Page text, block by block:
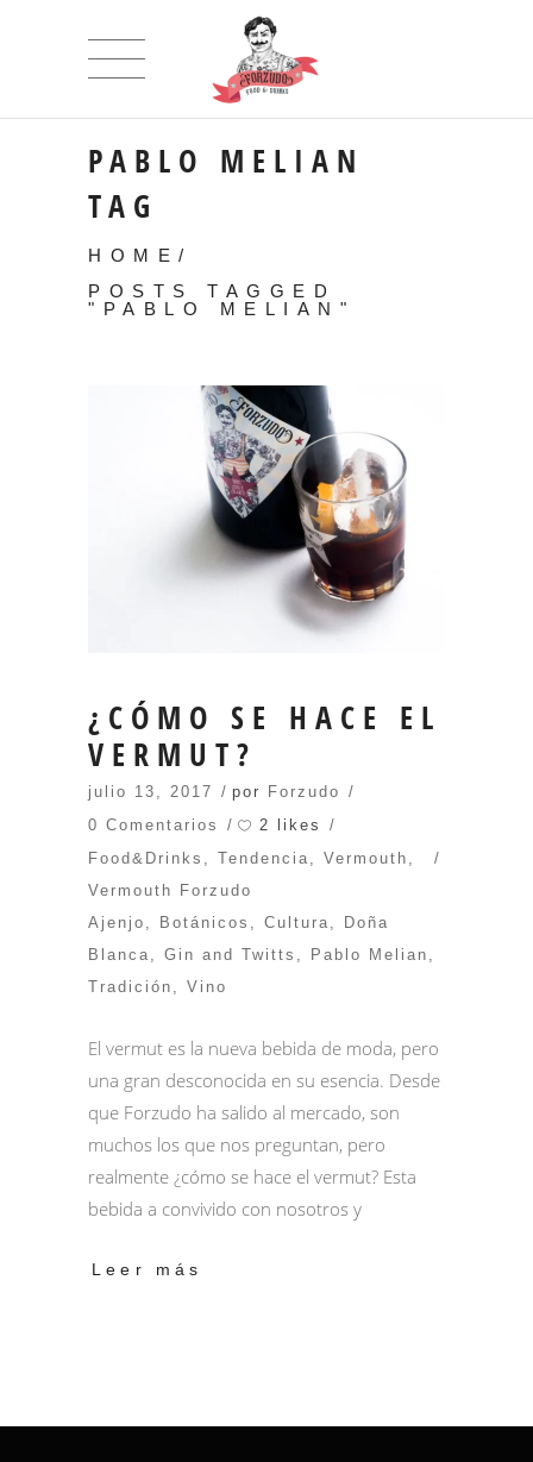
PABLO MELIAN
TAG
HOME /
POSTS TAGGED
"PABLO MELIAN"
¿CÓMO SE HACE EL
VERMUT?
julio 13, 2017 por Forzudo
0 Comentarios
2 likes
Food&Drinks
Tendencia Vermouth
Vermouth Forzudo
Ajenjo
Botánicos Cultura
Doña
Blanca
Gin and Twitts Pablo Melian
Tradición
Vino
El vermut es la nueva bebida de moda, pero
una gran desconocida en su esencia. Desde
que Forzudo ha salido al mercado, son
muchos los que nos preguntan, pero
realmente ¿cómo se hace el vermut? Esta
bebida a convivido con nosotros y
Leer más